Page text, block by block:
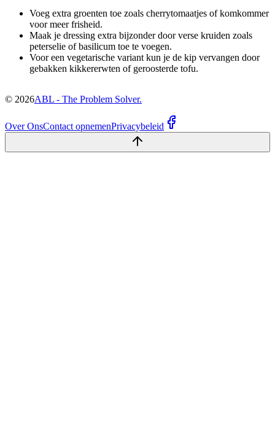
Voeg extra groenten toe zoals cherrytomaatjes of komkommer
voor meer frisheid.
Maak je dressing extra bijzonder door verse kruiden zoals
peterselie of basilicum toe te voegen.
Voor een vegetarische variant kun je de kip vervangen door
gebakken kikkererwten of geroosterde tofu.
© 2026ABL - The Problem Solver.
Over OnsContact opnemenPrivacybeleid